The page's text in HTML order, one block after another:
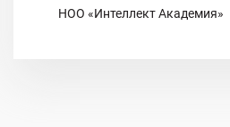
НОО «Интеллект Академия»